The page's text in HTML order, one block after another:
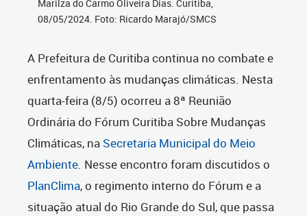
Marilza do Carmo Oliveira Dias. Curitiba,
08/05/2024. Foto: Ricardo Marajó/SMCS
A Prefeitura de Curitiba continua no combate e
enfrentamento às mudanças climáticas. Nesta
quarta-feira (8/5) ocorreu a 8ª Reunião
Ordinária do Fórum Curitiba Sobre Mudanças
Climáticas, na Secretaria Municipal do Meio
Ambiente. Nesse encontro foram discutidos o
PlanClima, o regimento interno do Fórum e a
situação atual do Rio Grande do Sul, que passa